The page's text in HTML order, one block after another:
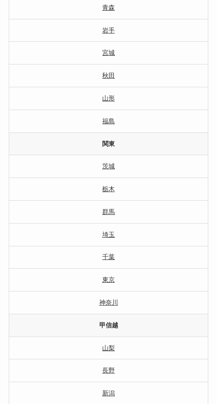
青森
岩手
宮城
秋田
山形
福島
関東
茨城
栃木
群馬
埼玉
千葉
東京
神奈川
甲信越
山梨
長野
新潟